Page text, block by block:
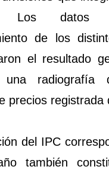
Los datos
de los
el resultado
una radiografía
precios registrada
del IPC
también